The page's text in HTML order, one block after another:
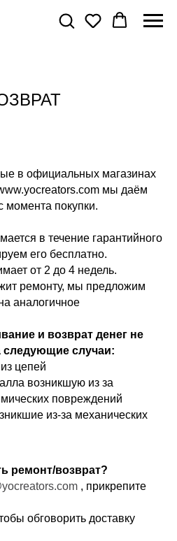
в официальных магазинах
мы даём
момента покупки.
в течение гарантийного
его бесплатно.
от 2 до 4 недель.
ремонту, мы предложим
аналогичное
и возврат денег не
следующие случаи:
цепей
возникшую из за
повреждений
из-за механических
ремонт/возврат?
, прикрепите
обговорить доставку